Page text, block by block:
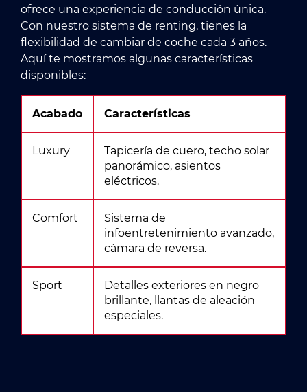
ofrece una experiencia de conducción única.
Con nuestro sistema de renting, tienes la
flexibilidad de cambiar de coche cada 3 años.
Aquí te mostramos algunas características
disponibles:
Acabado Características
Luxury
Tapicería de cuero, techo solar
panorámico, asientos
eléctricos.
Comfort
Sistema de
infoentretenimiento avanzado,
cámara de reversa.
Sport
Detalles exteriores en negro
brillante, llantas de aleación
especiales.